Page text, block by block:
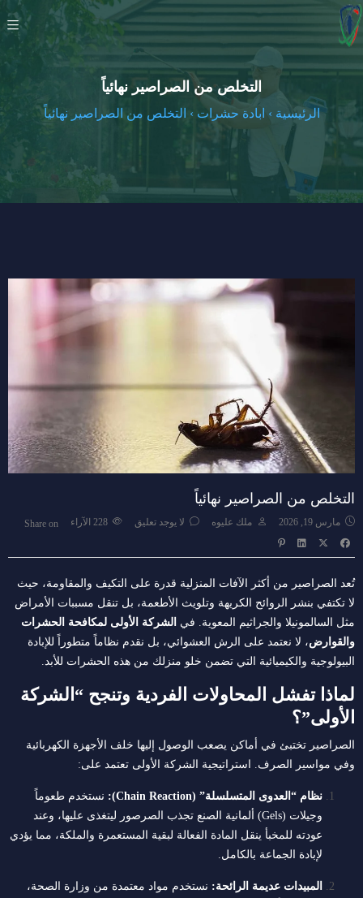
التخلص من الصراصير نهائياً
الرئيسية › ابادة حشرات › التخلص من الصراصير نهائياً
التخلص من الصراصير نهائياً
مارس 19, 2026 ملك عليوه لا يوجد تعليق الآراء Share on
تُعد الصراصير من أكثر الآفات المنزلية قدرة على التكيف والمقاومة، حيث
لا تكتفي بنشر الروائح الكريهة وتلويث الأطعمة، بل تنقل مسببات الأمراض
مثل السالمونيلا والجراثيم المعوية. في الشركة الأولى لمكافحة الحشرات
والقوارض، لا نعتمد على الرش العشوائي، بل نقدم نظاماً متطوراً للإبادة
البيولوجية والكيميائية التي تضمن خلو منزلك من هذه الحشرات للأبد.
لماذا تفشل المحاولات الفردية وتنجح “الشركة
الأولى”؟
الصراصير تختبئ في أماكن يصعب الوصول إليها خلف الأجهزة الكهربائية
وفي مواسير الصرف. استراتيجية الشركة الأولى تعتمد على:
نظام “العدوى المتسلسلة” (Chain Reaction):
نستخدم طعوماً
وجيلات (Gels) ألمانية الصنع تجذب الصرصور ليتغذى عليها، وعند
عودته للمخبأ ينقل المادة الفعالة لبقية المستعمرة والملكة، مما يؤدي
لإبادة الجماعة بالكامل.
المبيدات عديمة الرائحة: نستخدم مواد معتمدة من وزارة الصحة،